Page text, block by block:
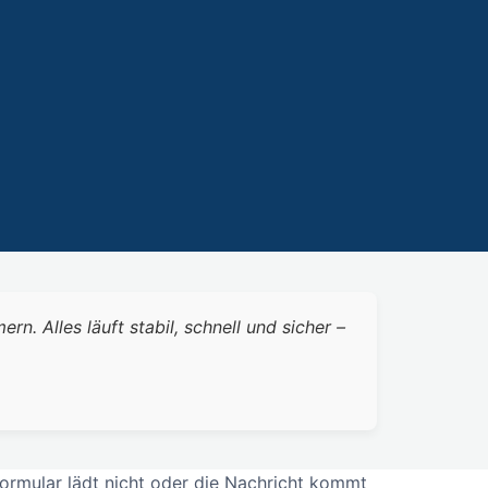
Alles läuft stabil, schnell und sicher –
lädt nicht oder die Nachricht kommt